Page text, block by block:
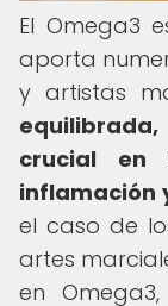
El Omega3
aporta
y artistas
crucial en
inflamación
el caso de
artes
en